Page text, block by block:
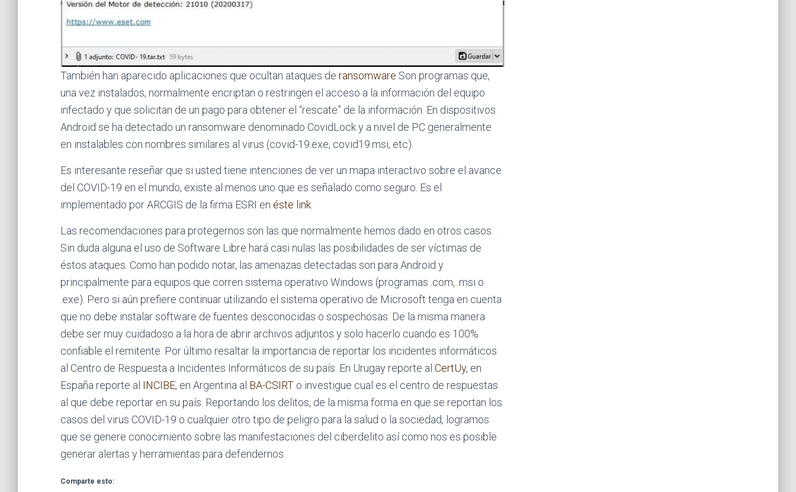
También han aparecido aplicaciones que ocultan ataques de ransomware Son programas que,
una vez instalados, normalmente encriptan o restringen el acceso a la información del equipo
infectado y que solicitan de un pago para obtener el “rescate” de la información. En dispositivos
Android se ha detectado un ransomware denominado CovidLock y a nivel de PC generalmente
en instalables con nombres similares al virus (covid-19.exe, covid19.msi, etc).
Es interesante reseñar que si usted tiene intenciones de ver un mapa interactivo sobre el avance
del COVID-19 en el mundo, existe al menos uno que es señalado como seguro. Es el
implementado por ARCGIS de la firma ESRI en éste link
Las recomendaciones para protegernos son las que normalmente hemos dado en otros casos.
Sin duda alguna el uso de Software Libre hará casi nulas las posibilidades de ser víctimas de
éstos ataques. Como han podido notar, las amenazas detectadas son para Android y
principalmente para equipos que corren sistema operativo Windows (programas .com, .msi o
.exe). Pero si aún prefiere continuar utilizando el sistema operativo de Microsoft tenga en cuenta
que no debe instalar software de fuentes desconocidas o sospechosas. De la misma manera
debe ser muy cuidadoso a la hora de abrir archivos adjuntos y solo hacerlo cuando es 100%
confiable el remitente. Por último resaltar la importancia de reportar los incidentes informáticos
al Centro de Respuesta a Incidentes Informáticos de su país. En Urugay reporte al CertUy, en
España reporte al INCIBE, en Argentina al BA-CSIRT o investigue cual es el centro de respuestas
al que debe reportar en su país. Reportando los delitos, de la misma forma en que se reportan los
casos del virus COVID-19 o cualquier otro tipo de peligro para la salud o la sociedad, logramos
que se genere conocimiento sobre las manifestaciones del ciberdelito así como nos es posible
generar alertas y herramientas para defendernos.
Comparte esto: